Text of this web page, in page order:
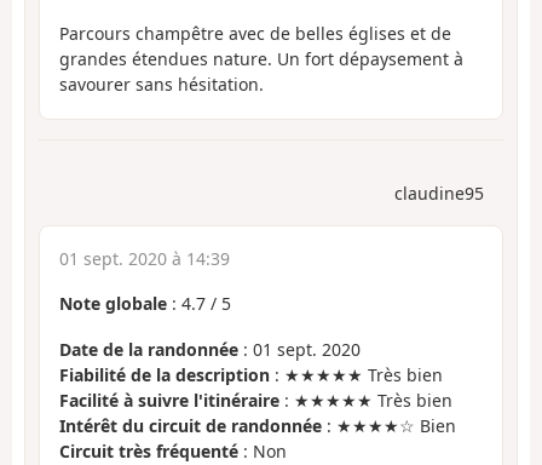
Parcours champêtre avec de belles églises et de
grandes étendues nature. Un fort dépaysement à
savourer sans hésitation.
claudine95
01 sept. 2020 à 14:39
Note globale : 4.7 / 5
Date de la randonnée : 01 sept. 2020
Fiabilité de la description : ★★★★★ Très bien
Facilité à suivre l'itinéraire : ★★★★★ Très bien
Intérêt du circuit de randonnée : ★★★★☆ Bien
Circuit très fréquenté : Non